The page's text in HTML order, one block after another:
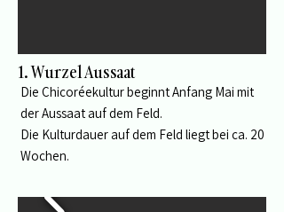
1. Wurzel Aussaat
Die Chicoréekultur beginnt Anfang Mai mit
der Aussaat auf dem Feld.
Die Kulturdauer auf dem Feld liegt bei ca. 20
Wochen.